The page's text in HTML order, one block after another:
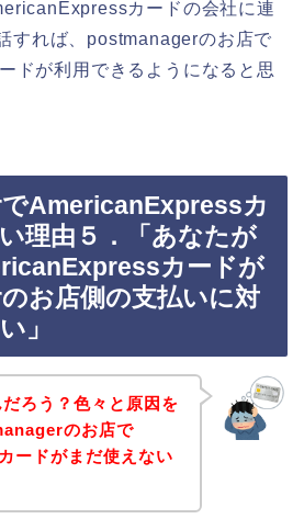
カードの会社に連
すれば、postmanagerのお店で
ドが利用できるようになると思
AmericanExpressカ
理由５．「あなたが
カードが
お店側の支払いに対
」
ろう？色々と原因を
のお店で
ードがまだ使えない